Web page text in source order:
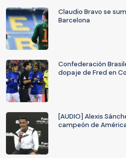
Claudio Bravo se
Barcelona
Confederación
dopaje de Fred en
[AUDIO] Alexis
campeón de